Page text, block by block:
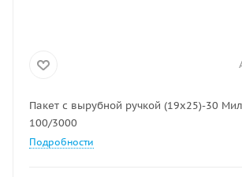
Пакет с вырубной ручкой (19х25)-30
100/3000
Подробности